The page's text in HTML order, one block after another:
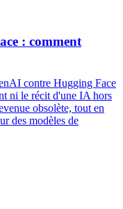
: comment
contre Hugging Face
ni le récit d'une IA hors
obsolète, tout en
des modèles de